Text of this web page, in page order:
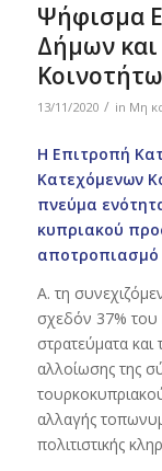
Ψήφισμα
Δήμων
13/11/2020 / in Μη
Η Επιτροπή
Κατεχόμενων
πνεύμα
κυπριακού
αποτροπιασμό
Α. τη
σχεδόν 37% του
στρατεύματα
αλλοίωσης της
αλλαγής
πολιτιστικής